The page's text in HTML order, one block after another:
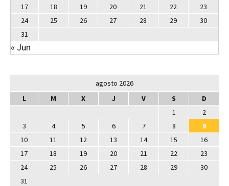
17
18 19 20 21 22
23
24
25 26 27 28 29
30
31
« Jun
agosto 2026
L
M X J V S
D
1
2
3
4 5 6 7 8
9
10
11 12 13 14 15
16
17
18 19 20 21 22
23
24
25 26 27 28 29
30
31